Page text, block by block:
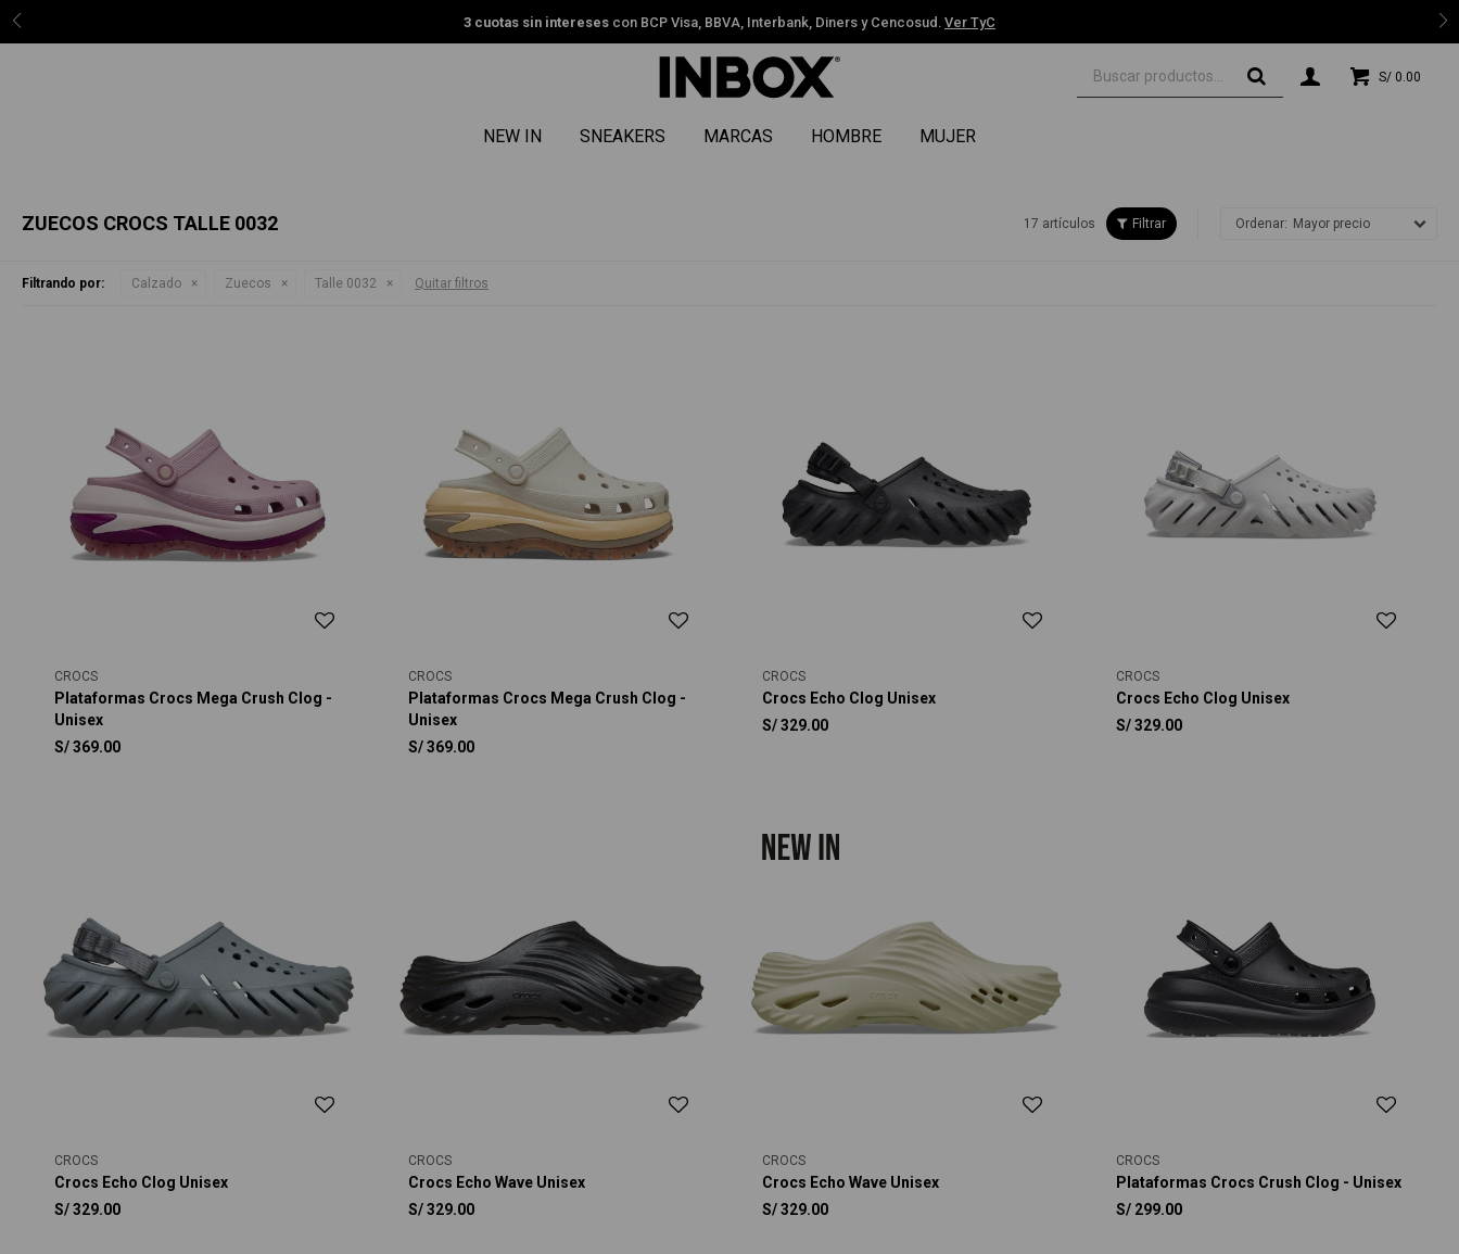
3 cuotas sin intereses con BCP Visa, BBVA, Interbank, Diners y Cencosud. Ver TyC
NEW IN SNEAKERS MARCAS HOMBRE MUJER
S/ 0.00
ZUECOS CROCS TALLE 0032 17 artículos Mayor precio
Filtrando por: Calzado Zuecos Talle 0032 Quitar filtros
CROCS
Plataformas Crocs Mega Crush Clog -
Unisex
S/369.00
CROCS
Plataformas Crocs Mega Crush Clog -
Unisex
S/369.00
CROCS
Crocs Echo Clog Unisex
S/329.00
CROCS
Crocs Echo Clog Unisex
S/329.00
CROCS
Crocs Echo Clog Unisex
S/329.00
CROCS
Crocs Echo Wave Unisex
S/329.00
CROCS
Crocs Echo Wave Unisex
S/329.00
CROCS
Plataformas Crocs Crush Clog - Unisex
S/ 299.00